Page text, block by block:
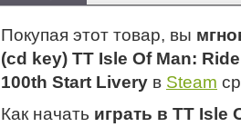
Покупая этот товар, вы
(cd key) TT Isle Of Man:
100th Start Livery в Steam
Как начать играть в TT Isle